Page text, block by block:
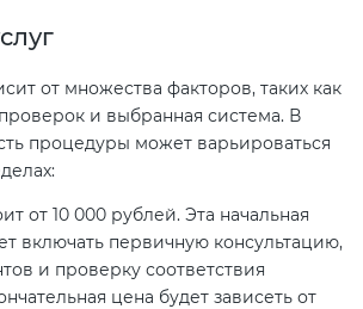
от множества факторов, таких как
и выбранная система. В
процедуры может варьироваться
от 10 000 рублей. Эта начальная
включать первичную консультацию,
и проверку соответствия
цена будет зависеть от